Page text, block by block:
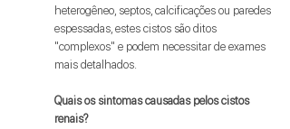
heterogêneo, septos, calcificações ou paredes
espessadas, estes cistos são ditos
"complexos" e podem necessitar de exames
mais detalhados.
Quais os sintomas causadas pelos cistos
renais?